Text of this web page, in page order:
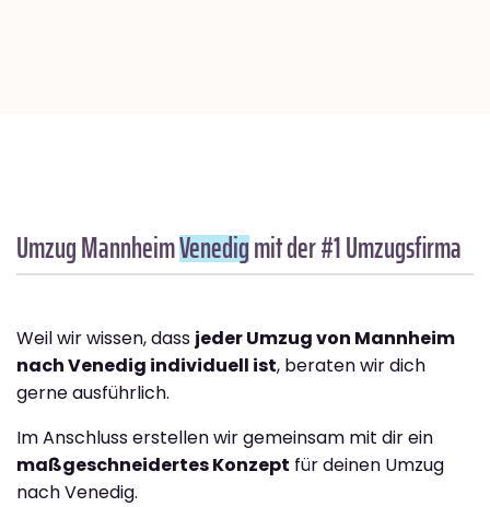
Umzug MannheimVenedigmit der #1 Umzugsfirma
Weil wir wissen, dass jeder Umzug von Mannheim
nach Venedig individuell ist, beraten wir dich
gerne ausführlich.
Im Anschluss erstellen wir gemeinsam mit dir ein
maßgeschneidertes Konzept für deinen Umzug
nach Venedig.